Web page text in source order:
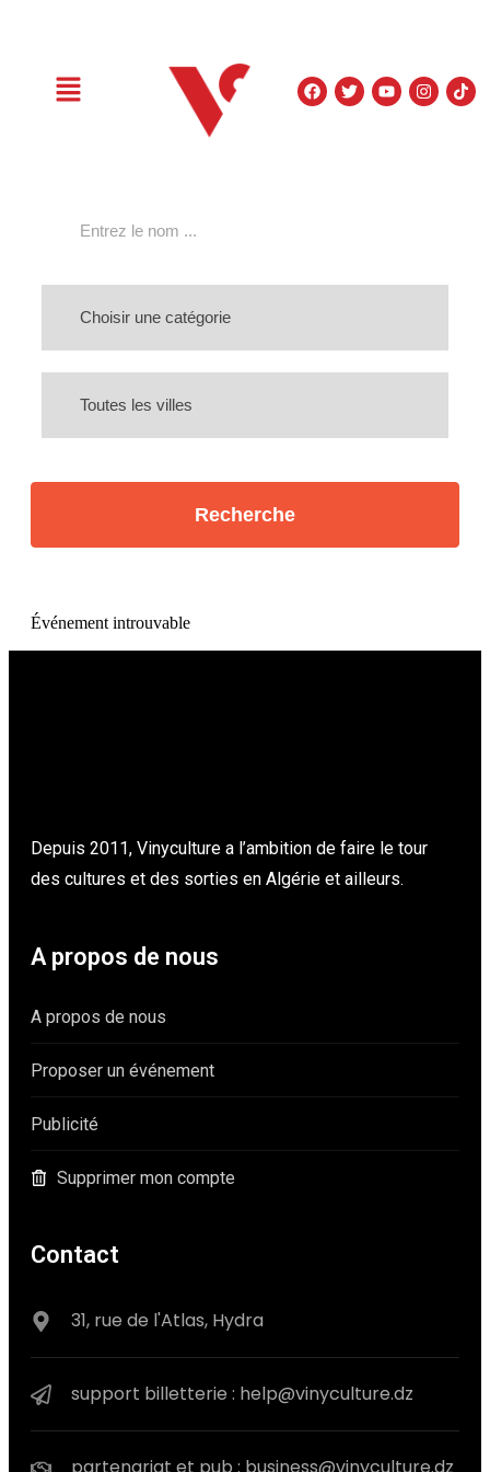
Événement introuvable
Depuis 2011, Vinyculture a l’ambition de faire le tour
des cultures et des sorties en Algérie et ailleurs.
A propos de nous
A propos de nous
Proposer un événement
Publicité
Supprimer mon compte
Contact
31, rue de l'Atlas, Hydra
support billetterie : help@vinyculture.dz